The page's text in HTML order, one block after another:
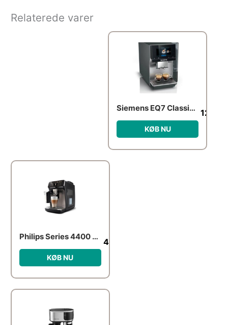
Relaterede varer
Siemens EQ7 Classic TP715R01
KØB NU
Philips Series 4400 EP4449 – automatic coffee machine with cappuccinatore – 15 bar – black/spray painted panthera 4,452.00
KØB NU